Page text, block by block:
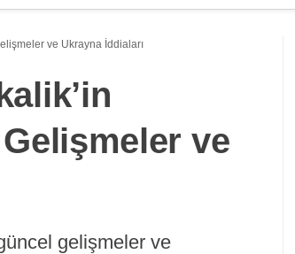
ve Ukrayna İddiaları
ve
gelişmeler ve